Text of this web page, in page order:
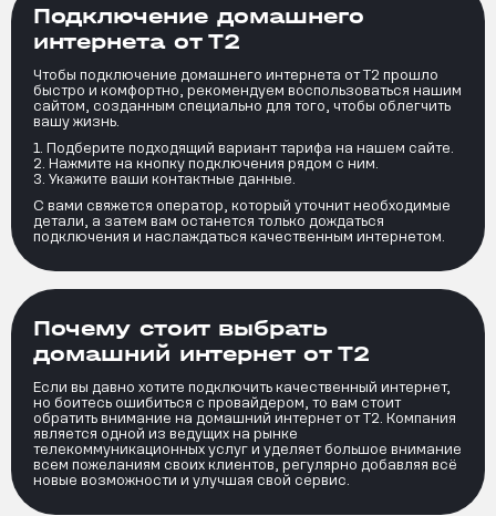
Подключение домашнего
интернета от Т2
Чтобы подключение домашнего интернета от Т2 прошло
быстро и комфортно, рекомендуем воспользоваться нашим
сайтом, созданным специально для того, чтобы облегчить
вашу жизнь.
Подберите подходящий вариант тарифа на нашем сайте.
Нажмите на кнопку подключения рядом с ним.
Укажите ваши контактные данные.
С вами свяжется оператор, который уточнит необходимые
детали, а затем вам останется только дождаться
подключения и наслаждаться качественным интернетом.
Почему стоит выбрать
домашний интернет от Т2
Если вы давно хотите подключить качественный интернет,
но боитесь ошибиться с провайдером, то вам стоит
обратить внимание на домашний интернет от Т2. Компания
является одной из ведущих на рынке
телекоммуникационных услуг и уделяет большое внимание
всем пожеланиям своих клиентов, регулярно добавляя всё
новые возможности и улучшая свой сервис.